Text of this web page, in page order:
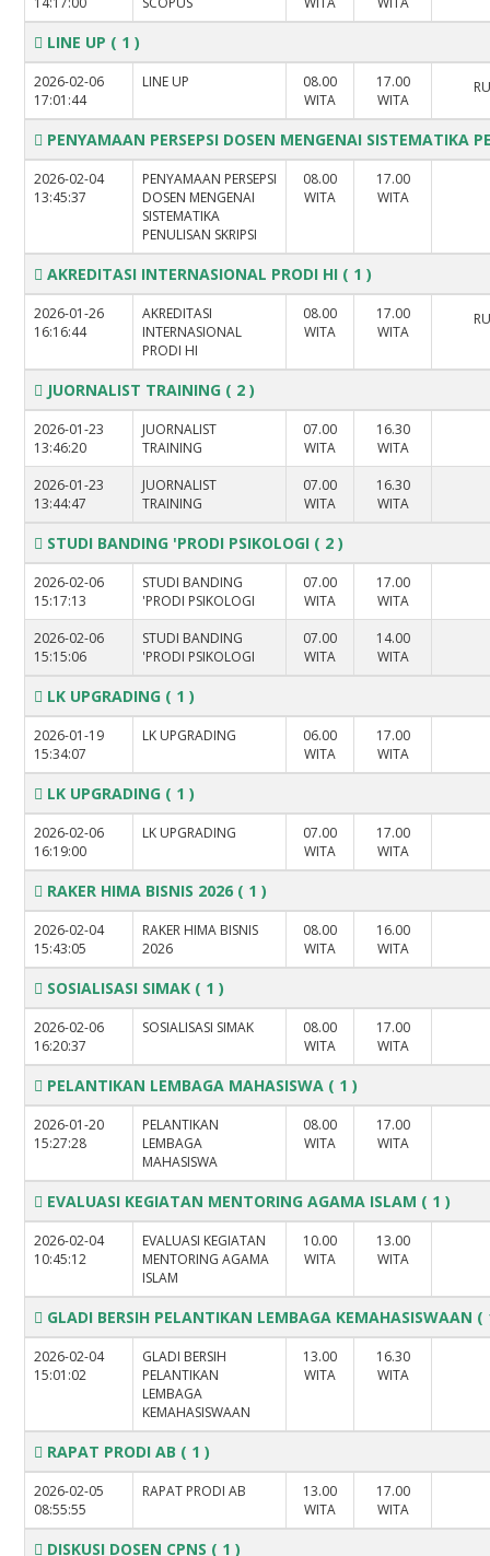
LINE UP ( 1 )
2026-02-06
17:01:44
LINE UP
08.00
WITA
17.00
WITA
PENYAMAAN PERSEPSI DOSEN MENGENAI SISTEMATIKA
2026-02-04
13:45:37
PENYAMAAN PERSEPSI
DOSEN MENGENAI
SISTEMATIKA
PENULISAN SKRIPSI
08.00
WITA
17.00
WITA
AKREDITASI INTERNASIONAL PRODI HI ( 1 )
2026-01-26
16:16:44
AKREDITASI
INTERNASIONAL
PRODI HI
08.00
WITA
17.00
WITA
JUORNALIST TRAINING ( 2 )
2026-01-23
13:46:20
JUORNALIST
TRAINING
07.00
WITA
16.30
WITA
2026-01-23
13:44:47
JUORNALIST
TRAINING
07.00
WITA
16.30
WITA
STUDI BANDING 'PRODI PSIKOLOGI ( 2 )
2026-02-06
15:17:13
STUDI BANDING
'PRODI PSIKOLOGI
07.00
WITA
17.00
WITA
2026-02-06
15:15:06
STUDI BANDING
'PRODI PSIKOLOGI
07.00
WITA
14.00
WITA
LK UPGRADING ( 1 )
2026-01-19
15:34:07
LK UPGRADING
06.00
WITA
17.00
WITA
LK UPGRADING ( 1 )
2026-02-06
16:19:00
LK UPGRADING
07.00
WITA
17.00
WITA
RAKER HIMA BISNIS 2026 ( 1 )
2026-02-04
15:43:05
RAKER HIMA BISNIS
2026
08.00
WITA
16.00
WITA
SOSIALISASI SIMAK ( 1 )
2026-02-06
16:20:37
SOSIALISASI SIMAK
08.00
WITA
17.00
WITA
PELANTIKAN LEMBAGA MAHASISWA ( 1 )
2026-01-20
15:27:28
PELANTIKAN
LEMBAGA
MAHASISWA
08.00
WITA
17.00
WITA
EVALUASI KEGIATAN MENTORING AGAMA ISLAM ( 1 )
2026-02-04
10:45:12
EVALUASI KEGIATAN
MENTORING AGAMA
ISLAM
10.00
WITA
13.00
WITA
GLADI BERSIH PELANTIKAN LEMBAGA KEMAHASISWAAN (
2026-02-04
15:01:02
GLADI BERSIH
PELANTIKAN
LEMBAGA
KEMAHASISWAAN
13.00
WITA
16.30
WITA
RAPAT PRODI AB ( 1 )
2026-02-05
08:55:55
RAPAT PRODI AB
13.00
WITA
17.00
WITA
DISKUSI DOSEN CPNS ( 1 )